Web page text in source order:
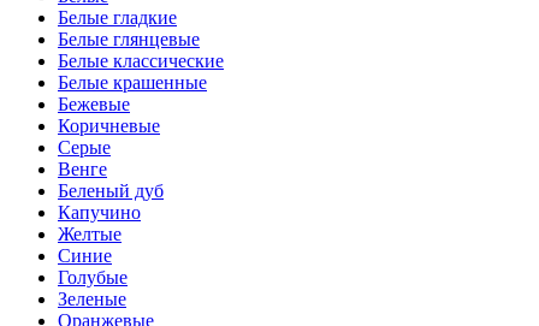
Белые гладкие
Белые глянцевые
Белые классические
Белые крашенные
Бежевые
Коричневые
Серые
Венге
Беленый дуб
Капучино
Желтые
Синие
Голубые
Зеленые
Оранжевые